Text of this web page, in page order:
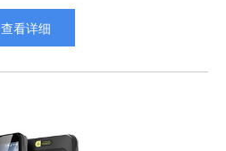
查看详细